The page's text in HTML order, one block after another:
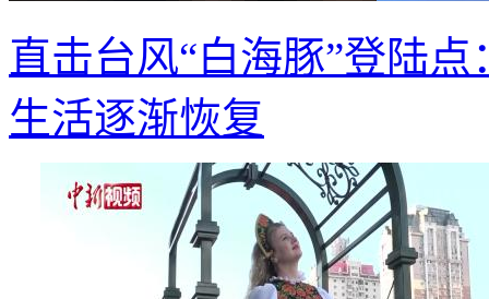
直击台风“白海豚”登陆
生活逐渐恢复